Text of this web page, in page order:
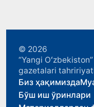
© 2026
“Yangi
gazetalari
Биз ҳақимизда
Бўш иш ўринлари